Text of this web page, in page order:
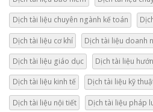
Dịch tài liệu chuyên ngành kế toán
Dịch tài liệu cơ khí Dịch tài liệu doanh
Dịch tài liệu giáo dục Dịch tài liệu
Dịch tài liệu kinh tế Dịch tài liệu kỹ
Dịch tài liệu nội tiết Dịch tài liệu pháp